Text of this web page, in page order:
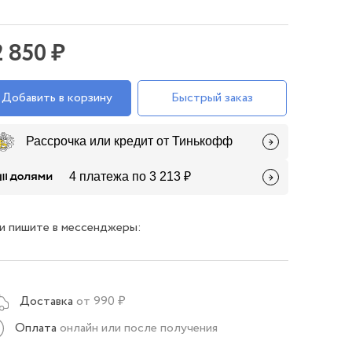
850 ₽
Добавить в корзину Быстрый заказ
Рассрочка или кредит от Тинькофф
4 платежа по 3 213 ₽
пишите в мессенджеры:
Доставка от 990 ₽
Оплата онлайн или после получения